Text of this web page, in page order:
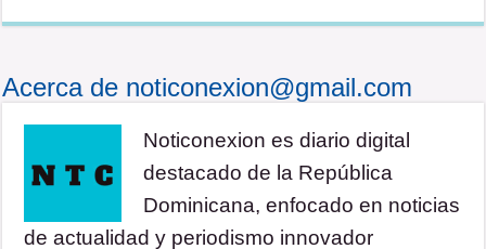
Acerca de noticonexion@gmail.com
Noticonexion es diario digital
destacado de la República
Dominicana, enfocado en noticias
de actualidad y periodismo innovador